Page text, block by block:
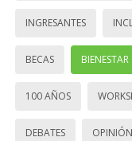
INGRESANTES
BECAS
100 AÑOS
DEBATES OPINIÓN